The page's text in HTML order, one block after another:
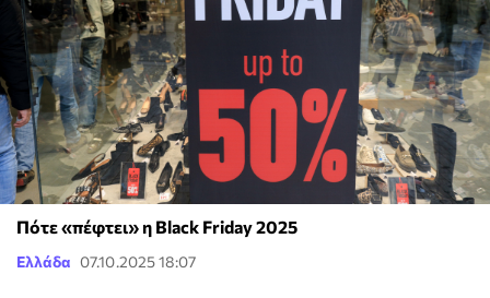
Πότε «πέφτει» η Black Friday 2025
Ελλάδα 07.10.2025 18:07